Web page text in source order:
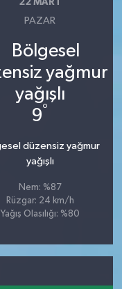
22 MART
PAZAR
9°
düzensiz yağmur
yağışlı
Nem: %87
Rüzgar: 24 km/h
Yağış Olasılığı: %80